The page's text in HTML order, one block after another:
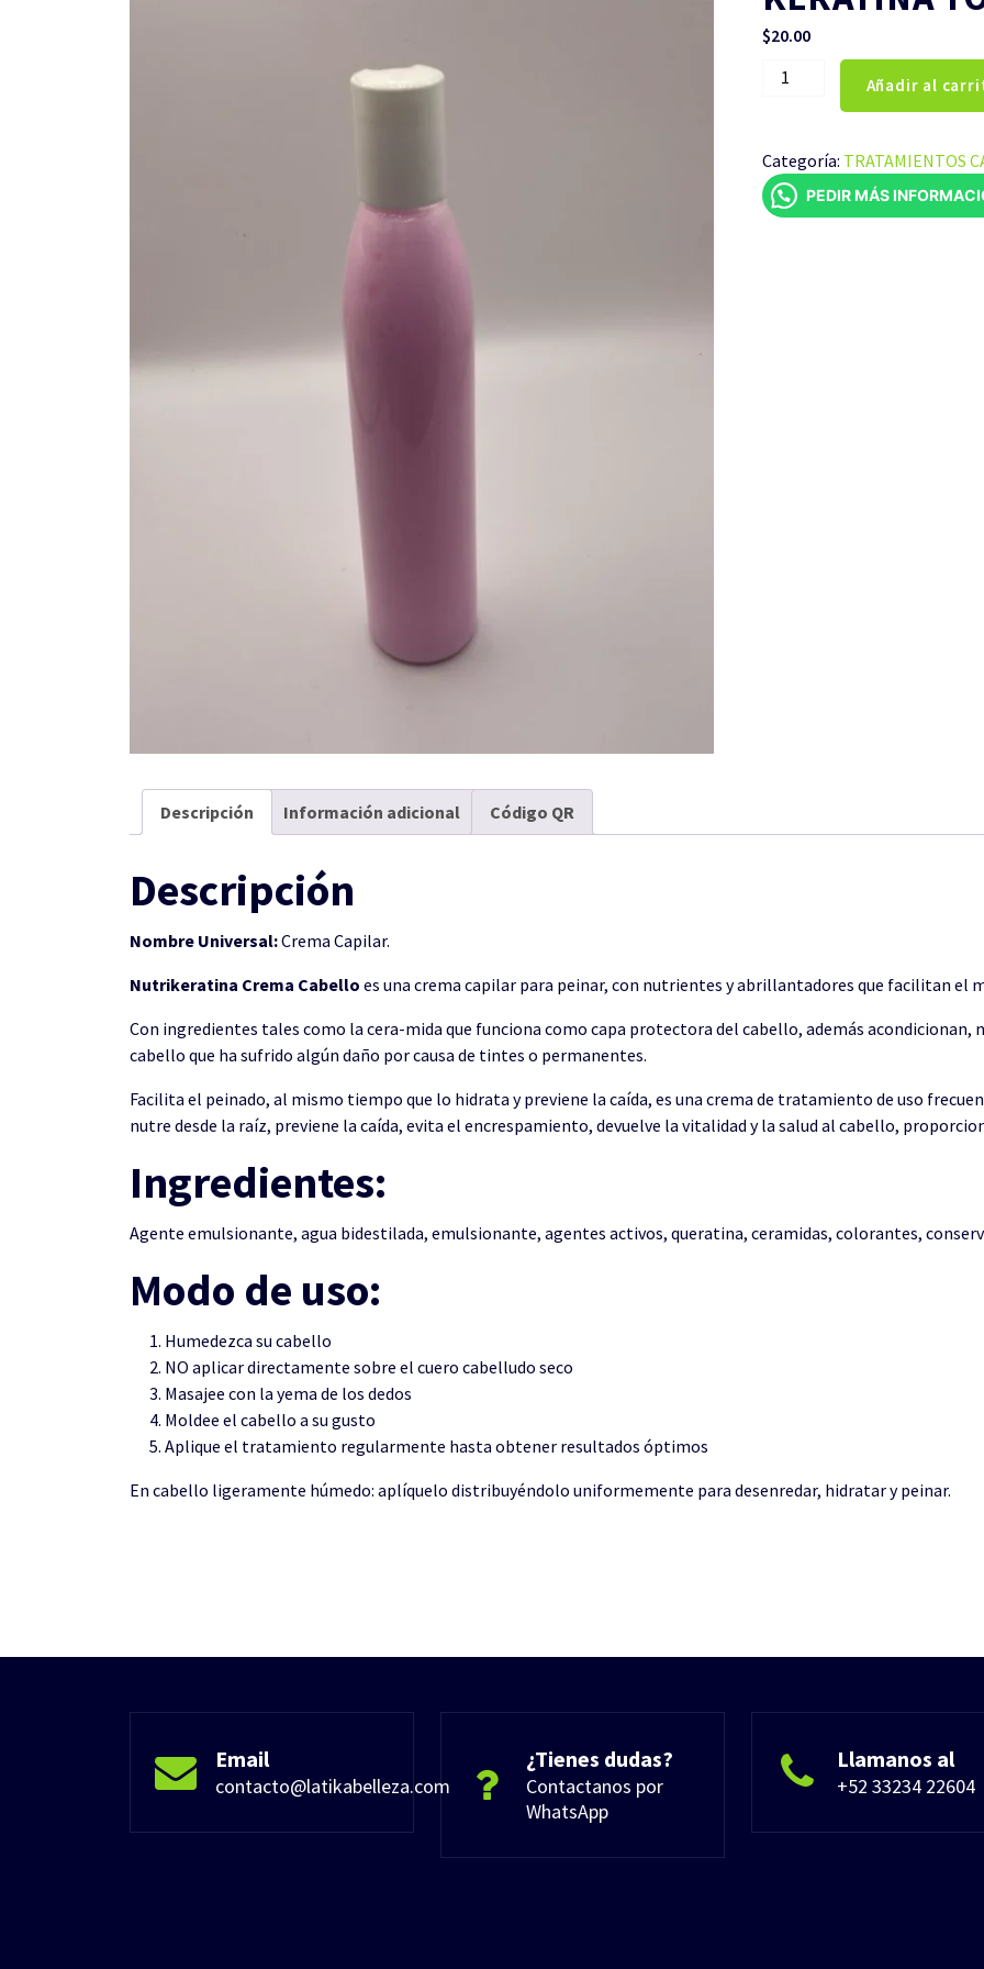
$20.00
KERATINA
cantidad
Añadir al
Categoría: TRATAMIENTOS
PEDIR MÁS
Descripción Información adicional Código QR
Descripción
Nombre Universal:Crema Capilar.
Nutrikeratina Crema Cabello es una crema capilar para peinar, con nutrientes y abrillantadores que facilitan el
Con ingredientes tales como la cera-mida que funciona como capa protectora del cabello, además acondicionan,
cabello que ha sufrido algún daño por causa de tintes o permanentes.
Facilita el peinado, al mismo tiempo que lo hidrata y previene la caída, es una crema de tratamiento de uso
nutre desde la raíz, previene la caída, evita el encrespamiento, devuelve la vitalidad y la salud al cabello,
Ingredientes:
Agente emulsionante, agua bidestilada, emulsionante, agentes activos, queratina, ceramidas, colorantes,
Modo de uso:
Humedezca su cabello
NO aplicar directamente sobre el cuero cabelludo seco
Masajee con la yema de los dedos
Moldee el cabello a su gusto
Aplique el tratamiento regularmente hasta obtener resultados óptimos
En cabello ligeramente húmedo: aplíquelo distribuyéndolo uniformemente para desenredar, hidratar y peinar.
Email
contacto@latikabelleza.com
¿Tienes dudas?
Contactanos por
WhatsApp
Llamanos al
+52 33234 22604